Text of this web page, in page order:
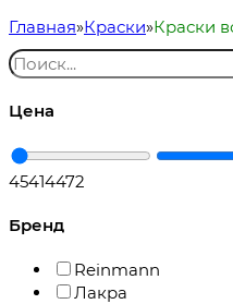
Главная Краски Краски
Цена
45414472
Бренд
Reinmann
Лакра